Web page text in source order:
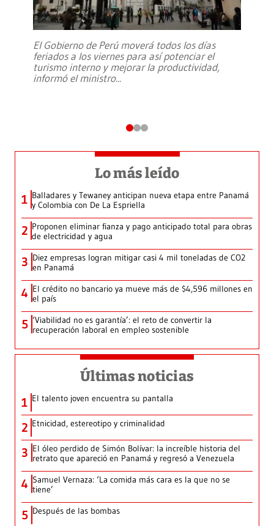
El Gobierno de Perú moverá todos los días
feriados a los viernes para así potenciar el
turismo interno y mejorar la productividad,
informó el ministro...
Lo más leído
1 Balladares y Tewaney anticipan nueva etapa entre Panamá
y Colombia con De La Espriella
2 Proponen eliminar fianza y pago anticipado total para obras
de electricidad y agua
3 Diez empresas logran mitigar casi 4 mil toneladas de CO2
en Panamá
4 El crédito no bancario ya mueve más de $4,596 millones en
el país
5 ‘Viabilidad no es garantía’: el reto de convertir la
recuperación laboral en empleo sostenible
Últimas noticias
1 El talento joven encuentra su pantalla​
2 Etnicidad, estereotipo y criminalidad
3 El óleo perdido de Simón Bolívar: la increíble historia del
retrato que apareció en Panamá y regresó a Venezuela
4 Samuel Vernaza: ‘La comida más cara es la que no se
tiene’
5 Después de las bombas